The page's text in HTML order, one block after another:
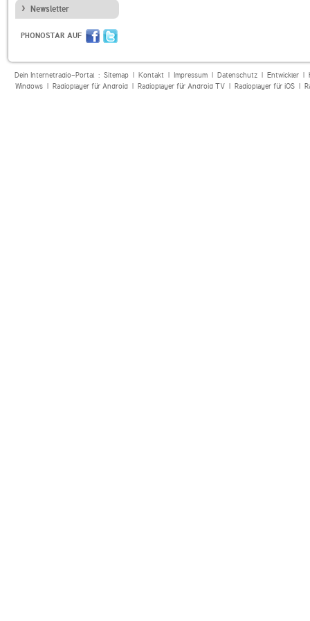
Newsletter
PHONOSTAR AUF
Dein Internetradio-Portal : Sitemap| Kontakt| Impressum| Datenschutz| Entwickler|
Windows| Radioplayer für Android| Radioplayer für Android TV| Radioplayer für iOS|